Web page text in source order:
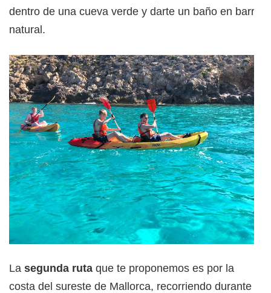
dentro de una cueva verde y darte un baño en barro
natural.
La segunda ruta que te proponemos es por la
costa del sureste de Mallorca, recorriendo durante